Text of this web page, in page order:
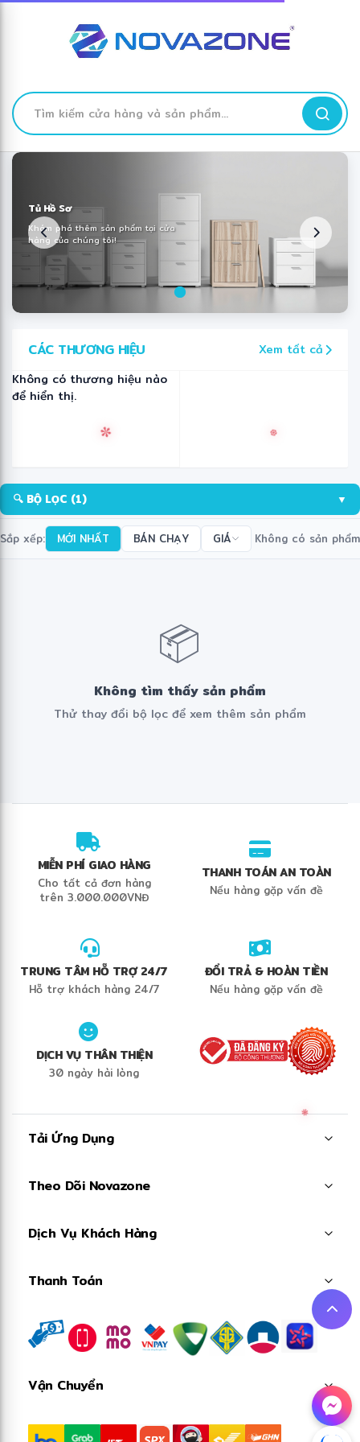
TÌM
KIẾM
Skip
Tủ Hồ Sơ
Khám phá thêm sản phẩm tại cửa
hàng của chúng tôi!
CÁC THƯƠNG HIỆU
Xem tất cả
Không có thương hiệu nào
để hiển thị.
🔍 BỘ LỌC (1) ▼
Sắp xếp: MỚI NHẤT BÁN CHẠY GIÁ Không có sản phẩm
📦
Không tìm thấy sản phẩm
Thử thay đổi bộ lọc để xem thêm sản phẩm
MIỄN PHÍ GIAO HÀNG
Cho tất cả đơn hàng
trên 3.000.000VNĐ
THANH TOÁN AN TOÀN
Nếu hàng gặp vấn đề
TRUNG TÂM HỖ TRỢ 24/7
Hỗ trợ khách hàng 24/7
ĐỔI TRẢ & HOÀN TIỀN
Nếu hàng gặp vấn đề
DỊCH VỤ THÂN THIỆN
30 ngày hài lòng
Tải Ứng Dụng
Theo Dõi Novazone
Dịch Vụ Khách Hàng
Thanh Toán
Vận Chuyển